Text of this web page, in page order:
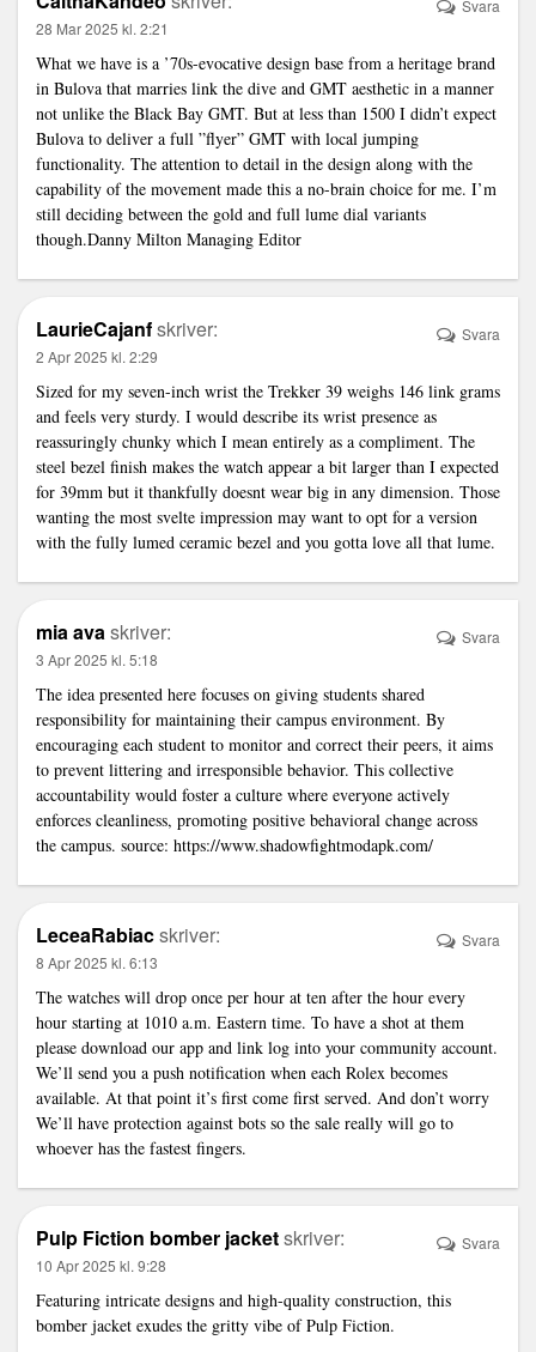
28 Mar 2025 kl. 2:21
What we have is a ’70s-evocative design base from a heritage brand
in Bulova that marries link the dive and GMT aesthetic in a manner
not unlike the Black Bay GMT. But at less than 1500 I didn’t expect
Bulova to deliver a full ”flyer” GMT with local jumping
functionality. The attention to detail in the design along with the
capability of the movement made this a no-brain choice for me. I’m
still deciding between the gold and full lume dial variants
though.Danny Milton Managing Editor
Svara
LaurieCajanfskriver:
2 Apr 2025 kl. 2:29
Sized for my seven-inch wrist the Trekker 39 weighs 146 link grams
and feels very sturdy. I would describe its wrist presence as
reassuringly chunky which I mean entirely as a compliment. The
steel bezel finish makes the watch appear a bit larger than I expected
for 39mm but it thankfully doesnt wear big in any dimension. Those
wanting the most svelte impression may want to opt for a version
with the fully lumed ceramic bezel and you gotta love all that lume.
Svara
mia avaskriver:
3 Apr 2025 kl. 5:18
The idea presented here focuses on giving students shared
responsibility for maintaining their campus environment. By
encouraging each student to monitor and correct their peers, it aims
to prevent littering and irresponsible behavior. This collective
accountability would foster a culture where everyone actively
enforces cleanliness, promoting positive behavioral change across
the campus. source: https://www.shadowfightmodapk.com/
Svara
LeceaRabiacskriver:
8 Apr 2025 kl. 6:13
The watches will drop once per hour at ten after the hour every
hour starting at 1010 a.m. Eastern time. To have a shot at them
please download our app and link log into your community account.
We’ll send you a push notification when each Rolex becomes
available. At that point it’s first come first served. And don’t worry
We’ll have protection against bots so the sale really will go to
whoever has the fastest fingers.
Svara
Pulp Fiction bomber jacketskriver:
10 Apr 2025 kl. 9:28
Featuring intricate designs and high-quality construction, this
bomber jacket exudes the gritty vibe of Pulp Fiction.
Svara